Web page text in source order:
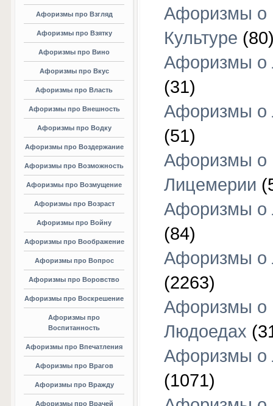
Афоризмы про Взгляд
Афоризмы про Взятку
Афоризмы про Вино
Афоризмы про Вкус
Афоризмы про Власть
Афоризмы про Внешность
Афоризмы про Водку
Афоризмы про Воздержание
Афоризмы про Возможность
Афоризмы про Возмущение
Афоризмы про Возраст
Афоризмы про Войну
Афоризмы про Воображение
Афоризмы про Вопрос
Афоризмы про Воровство
Афоризмы про Воскрешение
Афоризмы про
Воспитанность
Афоризмы про Впечатления
Афоризмы про Врагов
Афоризмы про Вражду
Афоризмы про Врачей
Афоризмы о
Культуре
Афоризмы о
(31)
Афоризмы о
(51)
Афоризмы о
Лицемерии
Афоризмы о
(84)
Афоризмы о
(2263)
Афоризмы о
Людоедах
Афоризмы о
(1071)